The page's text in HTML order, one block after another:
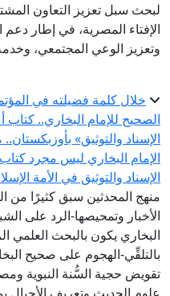
لبحث سبل تعزيز التعاون
الإفتاء المصرية، في إطار دعم
وتعزيز الوعي المجتمعي،
خلال كلمة فضيلته في
الصحيح للإمام البخاري..
الإسناد والتوثيق»
الإمام البخاري ليس مجرد
الإسناد والتوثيق في الأمة
منهج المحدثين سبق كثيرًا من
الأخبار وتمحيصها-الرد على
البخاري يكون بالبحث العلمي
بالتلقِّي-الهجوم على صحيح
تقويض حجية السُّنة النبوية